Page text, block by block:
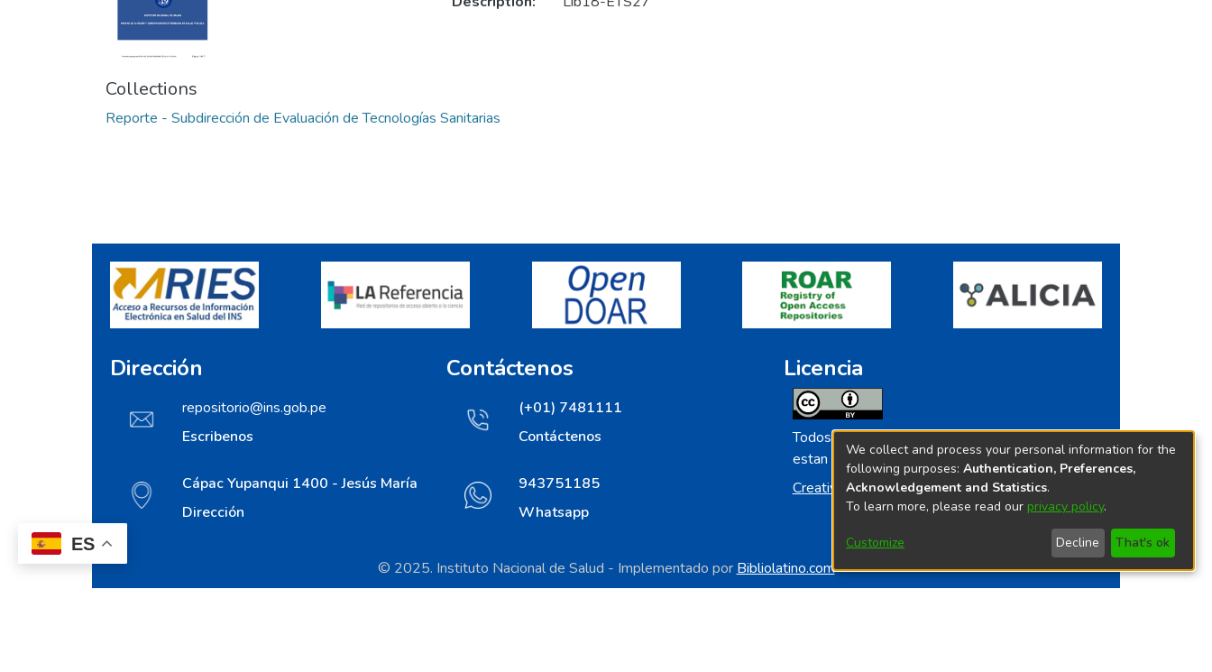
ES
Collections
Reporte - Subdirección de Evaluación de Tecnologías Sanitarias
Dirección
repositorio@ins.gob.pe
Escribenos
Cápac Yupanqui 1400 - Jesús María
Dirección
Contáctenos
(+01) 7481111
Contáctenos
943751185
Whatsapp
Licencia
Todos los contenidos de repositorio.ins.gob.pe
estan licenciados bajo
Creative Commoms License
© 2025. Instituto Nacional de Salud - Implementado por Bibliolatino.com
We collect and process your personal information for the
following purposes: Authentication, Preferences,
Acknowledgement and Statistics.
To learn more, please read our privacy policy.
Customize Decline That's ok